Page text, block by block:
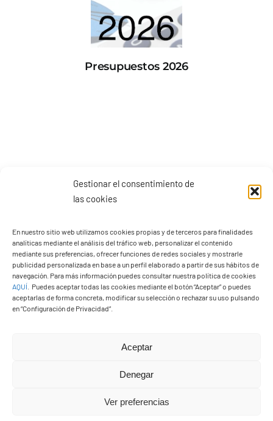
Gestionar el consentimiento de
las cookies
En nuestro sitio web utilizamos cookies propias y de terceros para finalidades
analíticas mediante el análisis del tráfico web, personalizar el contenido
mediante sus preferencias, ofrecer funciones de redes sociales y mostrarle
publicidad personalizada en base a un perfil elaborado a partir de sus hábitos de
navegación. Para más información puedes consultar nuestra política de cookies
AQUÍ
Puedes aceptar todas las cookies mediante el botón “Aceptar” o puedes
aceptarlas de forma concreta, modificar su selección o rechazar su uso pulsando
en “Configuración de Privacidad”.
Aceptar
Denegar
Ver preferencias
Presupuestos 2026